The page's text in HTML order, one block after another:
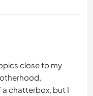
close to my
a chatterbox, but I